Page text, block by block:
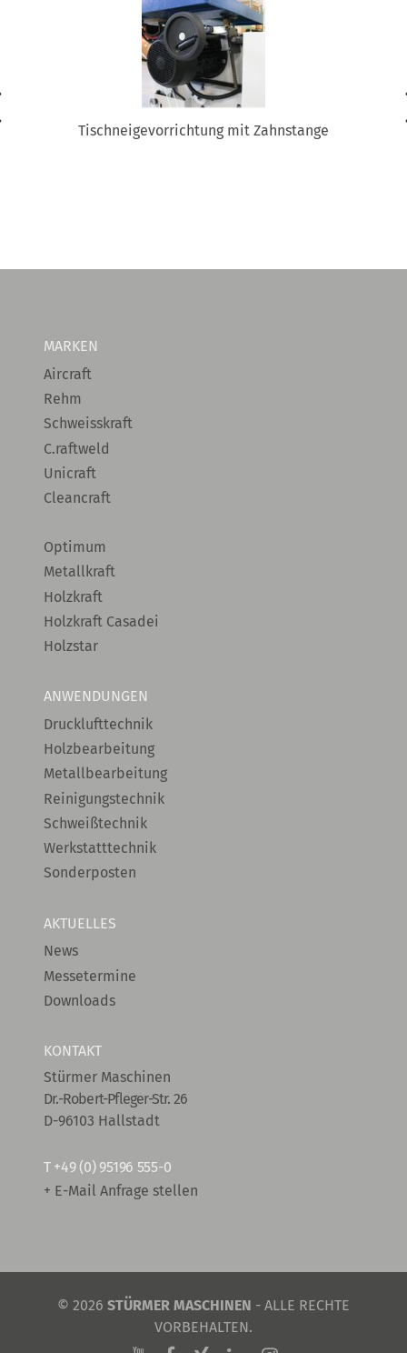
Tischneigevorrichtung mit Zahnstange
MARKEN
Aircraft
Rehm
Schweisskraft
C.raftweld
Unicraft
Cleancraft
Optimum
Metallkraft
Holzkraft
Holzkraft Casadei
Holzstar
ANWENDUNGEN
Drucklufttechnik
Holzbearbeitung
Metallbearbeitung
Reinigungstechnik
Schweißtechnik
Werkstatttechnik
Sonderposten
AKTUELLES
News
Messetermine
Downloads
KONTAKT
Stürmer Maschinen
Dr.-Robert-Pfleger-Str. 26
D-96103 Hallstadt
T +49 (0) 95196 555-0
+ E-Mail Anfrage stellen
© 2026 STÜRMER MASCHINEN - ALLE RECHTE
VORBEHALTEN.